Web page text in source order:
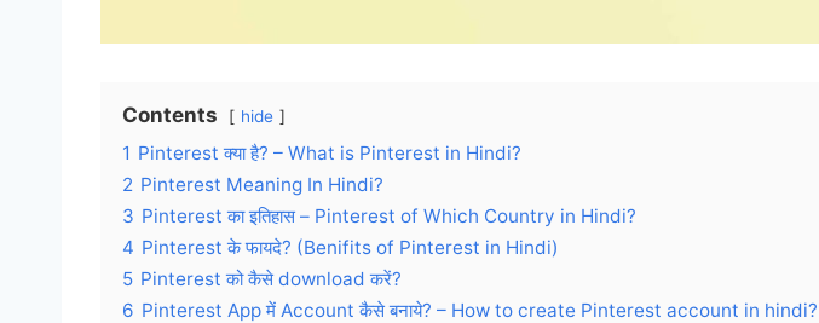
Contents hide
1 Pinterest क्या है? – What is Pinterest in Hindi?
2 Pinterest Meaning In Hindi?
3 Pinterest का इतिहास – Pinterest of Which Country in Hindi?
4 Pinterest के फायदे? (Benifits of Pinterest in Hindi)
5 Pinterest को कैसे download करें?
6 Pinterest App में Account कैसे बनाये? – How to create Pinterest account in hindi?